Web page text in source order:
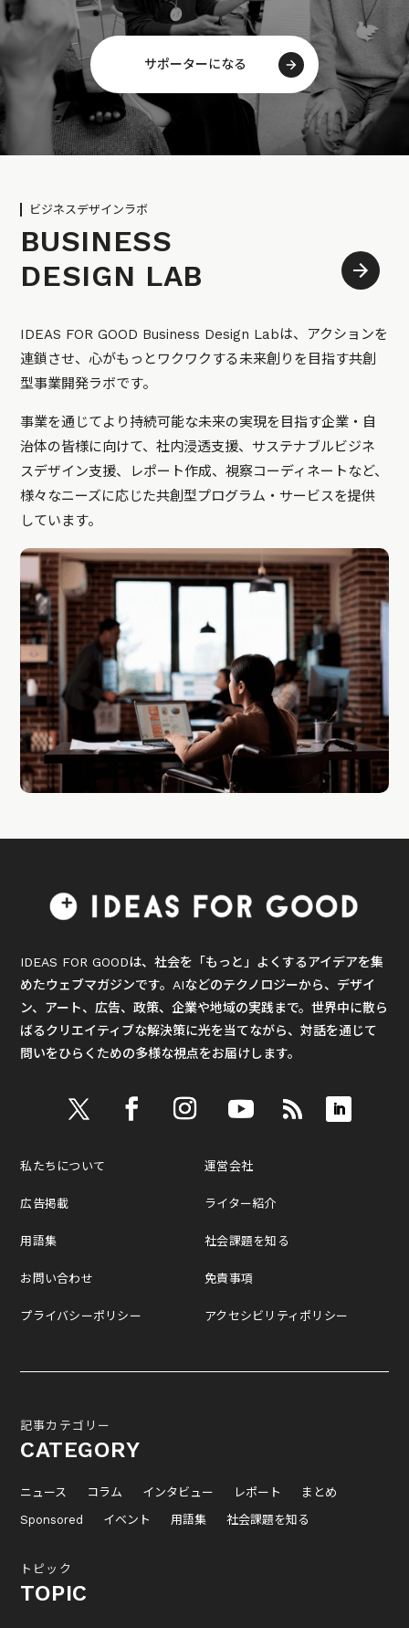
サポーターになる
ビジネスデザインラボ
BUSINESS
DESIGN LAB
IDEAS FOR GOOD Business Design Labは、アクションを
連鎖させ、心がもっとワクワクする未来創りを目指す共創
型事業開発ラボです。
事業を通じてより持続可能な未来の実現を目指す企業・自
治体の皆様に向けて、社内浸透支援、サステナブルビジネ
スデザイン支援、レポート作成、視察コーディネートなど、
様々なニーズに応じた共創型プログラム・サービスを提供
しています。
IDEAS FOR GOODは、社会を「もっと」よくするアイデアを集
めたウェブマガジンです。AIなどのテクノロジーから、デザイ
ン、アート、広告、政策、企業や地域の実践まで。世界中に散ら
ばるクリエイティブな解決策に光を当てながら、対話を通じて
問いをひらくための多様な視点をお届けします。
私たちについて
広告掲載
用語集
お問い合わせ
プライバシーポリシー
運営会社
ライター紹介
社会課題を知る
免責事項
アクセシビリティポリシー
記事カテゴリー
CATEGORY
ニュース コラム インタビュー レポート
まとめ
Sponsored
イベント 用語集 社会課題を知る
トピック
TOPIC